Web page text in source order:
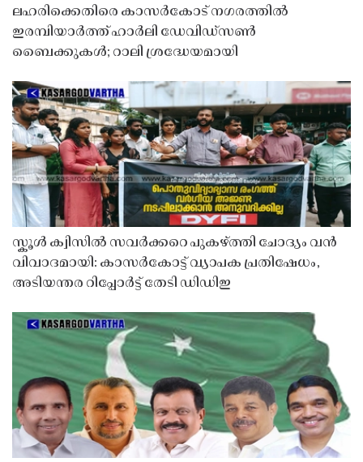
ലഹരിക്കെതിരെ കാസർകോട് നഗരത്തിൽ
ഇരമ്പിയാർത്ത് ഹാർലി ഡേവിഡ്‌സൺ
ബൈക്കുകൾ; റാലി ശ്രദ്ധേയമായി
സ്കൂൾ ക്വിസിൽ സവർക്കറെ പുകഴ്ത്തി ചോദ്യം വൻ
വിവാദമായി: കാസർകോട്ട് വ്യാപക പ്രതിഷേധം,
അടിയന്തര റിപ്പോർട്ട് തേടി ഡിഡിഇ